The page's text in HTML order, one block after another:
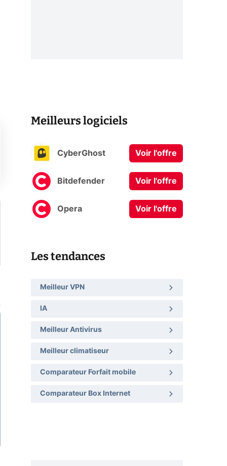
Meilleurs logiciels
CyberGhost Voir l'offre
Bitdefender Voir l'offre
Opera Voir l'offre
Les tendances
Meilleur VPN
IA
Meilleur Antivirus
Meilleur climatiseur
Comparateur Forfait mobile
Comparateur Box Internet